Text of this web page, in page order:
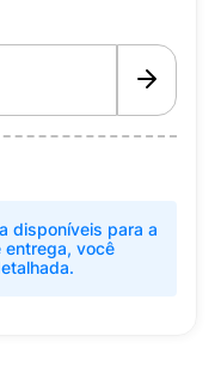
disponíveis para a
entrega, você